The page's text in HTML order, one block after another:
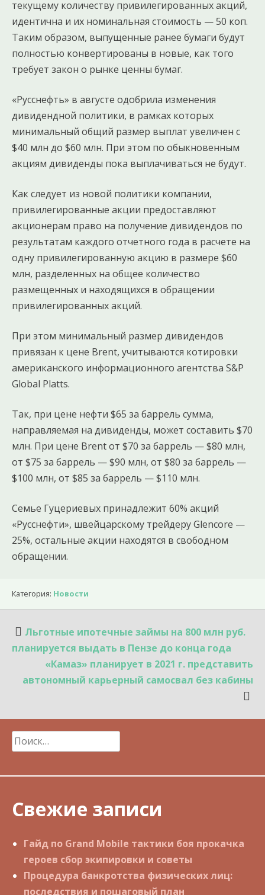
текущему количеству привилегированных акций,
идентична и их номинальная стоимость — 50 коп.
Таким образом, выпущенные ранее бумаги будут
полностью конвертированы в новые, как того
требует закон о рынке ценны бумаг.
«Русснефть» в августе одобрила изменения
дивидендной политики, в рамках которых
минимальный общий размер выплат увеличен с
$40 млн до $60 млн. При этом по обыкновенным
акциям дивиденды пока выплачиваться не будут.
Как следует из новой политики компании,
привилегированные акции предоставляют
акционерам право на получение дивидендов по
результатам каждого отчетного года в расчете на
одну привилегированную акцию в размере $60
млн, разделенных на общее количество
размещенных и находящихся в обращении
привилегированных акций.
При этом минимальный размер дивидендов
привязан к цене Brent, учитываются котировки
американского информационного агентства S&P
Global Platts.
Так, при цене нефти $65 за баррель сумма,
направляемая на дивиденды, может составить $70
млн. При цене Brent от $70 за баррель — $80 млн,
от $75 за баррель — $90 млн, от $80 за баррель —
$100 млн, от $85 за баррель — $110 млн.
Семье Гуцериевых принадлежит 60% акций
«Русснефти», швейцарскому трейдеру Glencore —
25%, остальные акции находятся в свободном
обращении.
Категория: Новости
Навигация
по
записям
Льготные ипотечные займы на 800 млн руб.
планируется выдать в Пензе до конца года
«Камаз» планирует в 2021 г. представить
автономный карьерный самосвал без кабины
Найти:
Свежие записи
Гайд по Grand Mobile тактики боя прокачка
героев сбор экипировки и советы
Процедура банкротства физических лиц:
последствия и пошаговый план